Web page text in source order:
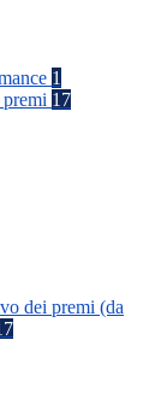
1
17
dei premi (da